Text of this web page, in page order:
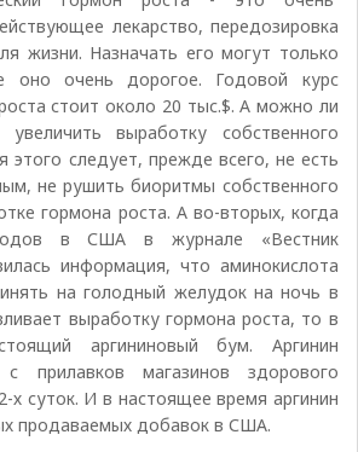
лекарство, передозировка
жизни. Назначать его могут только
очень дорогое. Годовой курс
стоит около 20 тыс.$. А можно ли
выработку собственного
этого следует, прежде всего, не есть
не рушить биоритмы собственного
гормона роста. А во-вторых, когда
в США в журнале «Вестник
информация, что аминокислота
на голодный желудок на ночь в
выработку гормона роста, то в
аргининовый бум. Аргинин
прилавков магазинов здорового
х суток. И в настоящее время аргинин
продаваемых добавок в США.